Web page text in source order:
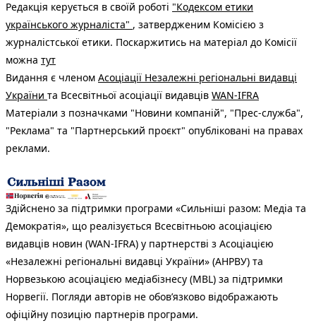
Редакція керується в своїй роботі "Кодексом етики
українського журналіста" , затвердженим Комісією з
журналістської етики. Поскаржитись на матеріал до Комісії
можна тут
Видання є членом Асоціації Незалежні регіональні видавці
України та Всесвітньої асоціації видавців WAN-IFRA
Матеріали з позначками "Новини компаній", "Прес-служба",
"Реклама" та "Партнерський проєкт" опубліковані на правах
реклами.
Здійснено за підтримки програми «Сильніші разом: Медіа та
Демократія», що реалізується Всесвітньою асоціацією
видавців новин (WAN-IFRA) у партнерстві з Асоціацією
«Незалежні регіональні видавці України» (АНРВУ) та
Норвезькою асоціацією медіабізнесу (MBL) за підтримки
Норвегії. Погляди авторів не обов’язково відображають
офіційну позицію партнерів програми.